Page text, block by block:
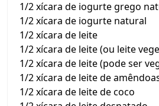
1/2 xícara de iogurte grego
1/2 xícara de iogurte natural
1/2 xícara de leite
1/2 xícara de leite (ou leite
1/2 xícara de leite (pode ser
1/2 xícara de leite de
1/2 xícara de leite de coco